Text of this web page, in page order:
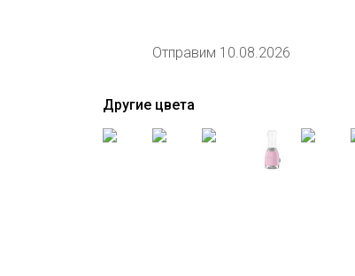
Отправим 10.08.2026
Другие цвета